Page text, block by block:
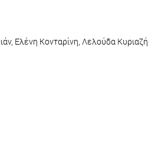
Ελένη Κονταρίνη, Λελούδα Κυριαζή